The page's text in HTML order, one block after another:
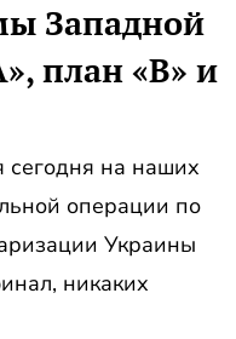
Западной
план «В» и
сегодня на наших
операции по
Украины
никаких